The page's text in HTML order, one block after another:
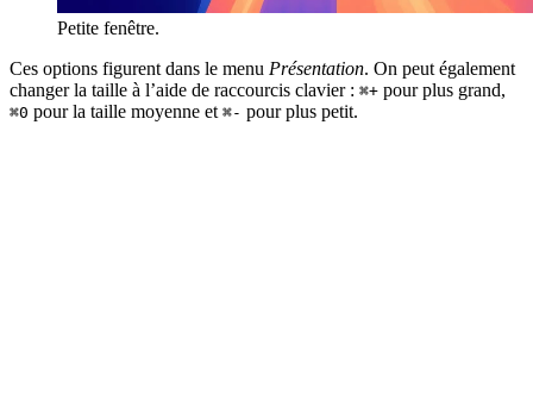
Petite fenêtre.
Ces options figurent dans le menu Présentation. On peut également
changer la taille à l’aide de raccourcis clavier : ⌘+ pour plus grand,
⌘0 pour la taille moyenne et ⌘- pour plus petit.